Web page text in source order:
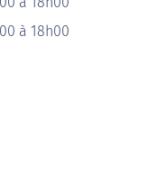
à 18h00